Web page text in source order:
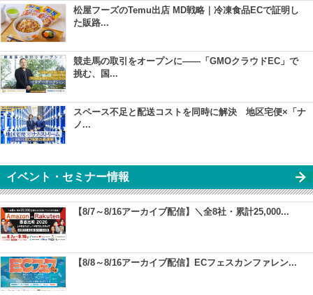
松屋フーズのTemu出店 MD戦略｜冷凍食品ECで証明し
た販路...
競走馬の取引をオープンに――「GMOクラウドEC」で
挑む、国...
スペース不足と配送コストを同時に解決 地区宅便×「ナ
ノ...
イベント・セミナー情報
【8/7～8/16アーカイブ配信】＼全8社・累計25,000...
【8/8～8/16アーカイブ配信】ECフェスカンファレン...